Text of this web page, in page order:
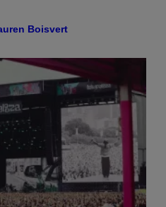
Boisvert